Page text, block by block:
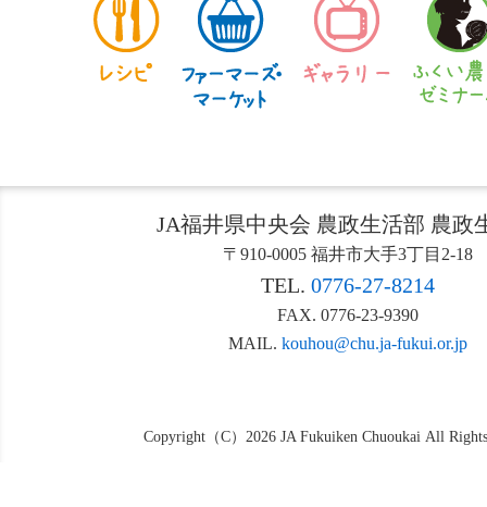
JA福井県中央会 農政生活部 農政
〒910-0005 福井市大手3丁目2-18
TEL. 0776-27-8214
FAX. 0776-23-9390
MAIL. kouhou@chu.ja-fukui.or.jp
Copyright（C）2026 JA Fukuiken Chuoukai All